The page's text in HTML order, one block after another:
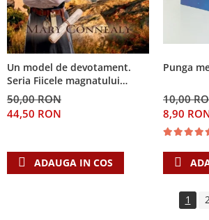
Un model de devotament.
Seria Fiicele magnatului
forestier 3
50,00 RON
44,50 RON
ADAUGA IN COS
Punga
10,00
8,90
1